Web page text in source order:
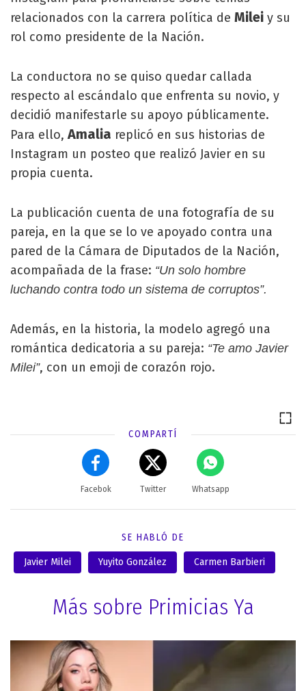
relacionados con la carrera política de Milei y su
rol como presidente de la Nación.
La conductora no se quiso quedar callada
respecto al escándalo que enfrenta su novio, y
decidió manifestarle su apoyo públicamente.
Para ello,Amalia replicó en sus historias de
Instagram un posteo que realizó Javier en su
propia cuenta.
La publicación cuenta de una fotografía de su
pareja, en la que se lo ve apoyado contra una
pared de la Cámara de Diputados de la Nación,
acompañada de la frase: “Un solo hombre
luchando contra todo un sistema de corruptos”.
Además, en la historia, la modelo agregó una
romántica dedicatoria a su pareja: “Te amo Javier
Milei”, con un emoji de corazón rojo.
COMPARTÍ
Facebok Twitter Whatsapp
SE HABLÓ DE
Javier Milei Yuyito González Carmen Barbieri
Más sobre Primicias Ya